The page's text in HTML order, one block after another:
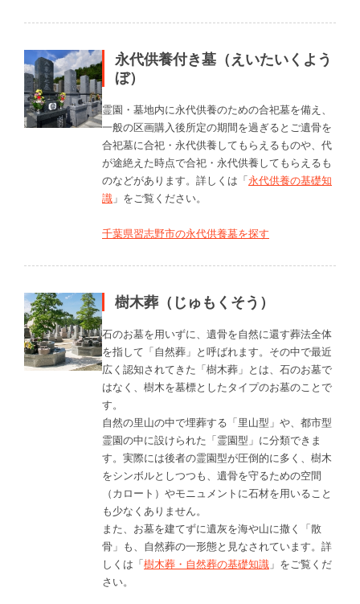
永代供養付き墓（えいたいくよう
ぼ）
霊園・墓地内に永代供養のための合祀墓を備え、
一般の区画購入後所定の期間を過ぎるとご遺骨を
合祀墓に合祀・永代供養してもらえるものや、代
が途絶えた時点で合祀・永代供養してもらえるも
のなどがあります。詳しくは「永代供養の基礎知
識 」をご覧ください。
千葉県習志野市の永代供養墓を探す
樹木葬（じゅもくそう）
石のお墓を用いずに、遺骨を自然に還す葬法全体
を指して「自然葬」と呼ばれます。その中で最近
広く認知されてきた「樹木葬」とは、石のお墓で
はなく、樹木を墓標としたタイプのお墓のことで
す。
自然の里山の中で埋葬する「里山型」や、都市型
霊園の中に設けられた「霊園型」に分類できま
す。実際には後者の霊園型が圧倒的に多く、樹木
をシンボルとしつつも、遺骨を守るための空間
（カロート）やモニュメントに石材を用いること
も少なくありません。
また、お墓を建てずに遺灰を海や山に撒く「散
骨」も、自然葬の一形態と見なされています。詳
しくは「樹木葬・自然葬の基礎知識 」をご覧くだ
さい。